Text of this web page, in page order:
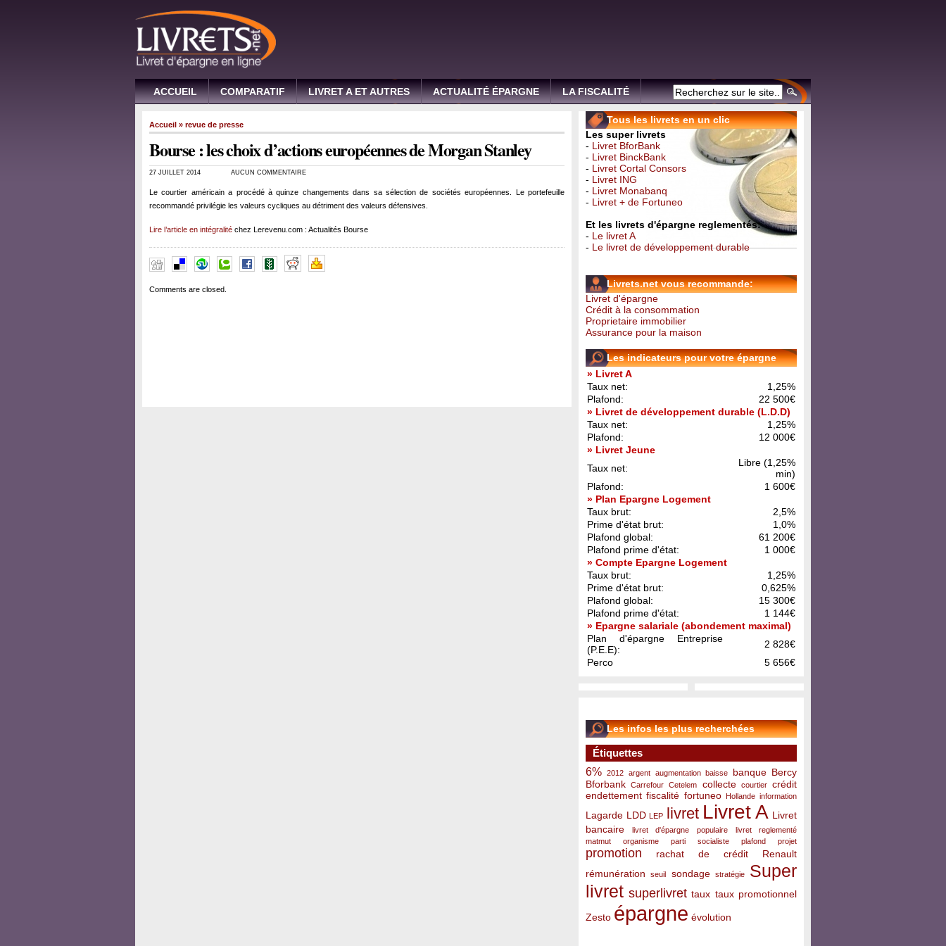
ACCUEIL COMPARATIF LIVRET A ET AUTRES ACTUALITÉ ÉPARGNE LA FISCALITÉ
Accueil » revue de presse
Bourse : les choix d’actions européennes de Morgan Stanley
27 JUILLET 2014 AUCUN COMMENTAIRE
Le courtier américain a procédé à quinze changements dans sa sélection de sociétés européennes. Le portefeuille
recommandé privilégie les valeurs cycliques au détriment des valeurs défensives.
Lire l’article en intégralité chez Lerevenu.com : Actualités Bourse
Comments are closed.
Tous les livrets en un clic
Les super livrets
- Livret BforBank
- Livret BinckBank
- Livret Cortal Consors
- Livret ING
- Livret Monabanq
- Livret + de Fortuneo
Et les livrets d'épargne reglementés:
- Le livret A
- Le livret de développement durable
Livrets.net vous recommande:
Livret d'épargne
Crédit à la consommation
Proprietaire immobilier
Assurance pour la maison
Les indicateurs pour votre épargne
» Livret A
Taux net:
1,25%
Plafond:
22 500€
» Livret de développement durable (L.D.D)
Taux net:
1,25%
Plafond:
12 000€
» Livret Jeune
Taux net:
Libre (1,25%
min)
Plafond:
1 600€
» Plan Epargne Logement
Taux brut:
2,5%
Prime d'état brut:
1,0%
Plafond global:
61 200€
Plafond prime d'état:
1 000€
» Compte Epargne Logement
Taux brut:
1,25%
Prime d'état brut:
0,625%
Plafond global:
15 300€
Plafond prime d'état:
1 144€
» Epargne salariale (abondement maximal)
Plan d'épargne Entreprise
(P.E.E):
2 828€
Perco
5 656€
Les infos les plus recherchées
Étiquettes
6% 2012 argent augmentation baisse banque Bercy
Bforbank
Carrefour Cetelem collecte courtier
crédit
endettement fiscalité fortuneo Hollande information
Lagarde LDD LEP livret Livret A Livret
bancaire
livret d'épargne populaire
livret reglementé
matmut
organisme parti socialiste plafond projet
promotion rachat de crédit
Renault
rémunération
seuil sondage stratégie
Super
livret superlivret taux taux promotionnel
Zesto épargne évolution